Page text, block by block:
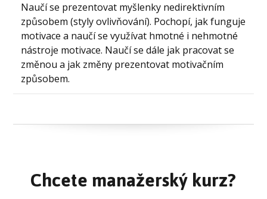
Naučí se prezentovat myšlenky nedirektivním
způsobem (styly ovlivňování). Pochopí, jak funguje
motivace a naučí se využívat hmotné i nehmotné
nástroje motivace. Naučí se dále jak pracovat se
změnou a jak změny prezentovat motivačním
způsobem.
Chcete manažerský kurz?